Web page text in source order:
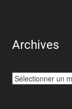
Archives
Archives